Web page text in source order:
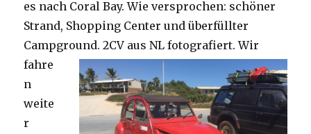
es nach Coral Bay. Wie versprochen: schöner
Strand, Shopping Center und überfüllter
Campground.2CV aus NL fotografiert. Wir
fahre
n
weite
r